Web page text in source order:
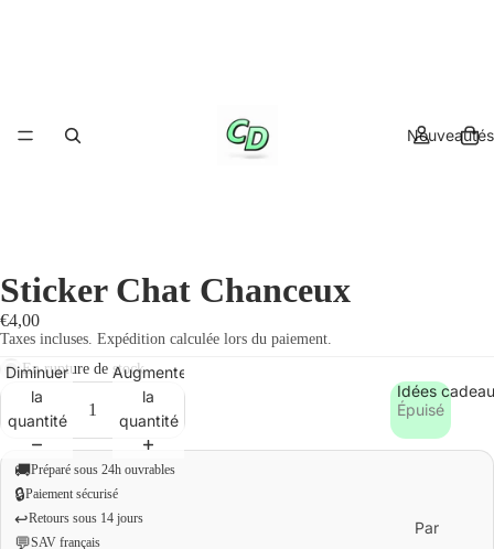
Nouveautés
Idées
Par
Sticker Chat Chanceux
€4,00
Taxes incluses. Expédition calculée lors du paiement.
En rupture de stock
Diminuer
la
quantité
Augmenter
la
quantité
Épuisé
🚚Préparé sous 24h ouvrables
🔒Paiement sécurisé
↩️Retours sous 14 jours
💬SAV français